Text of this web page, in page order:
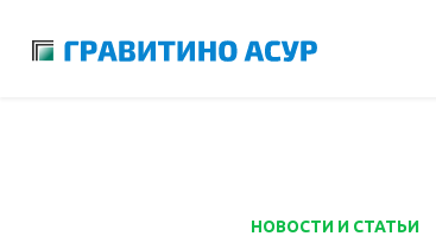
НОВОСТИ И СТАТЬИ